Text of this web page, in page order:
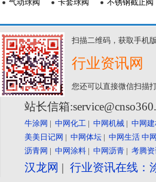
气动球阀 卡套球阀 不锈钢截止阀
扫描二维码，获取手机
行业资讯网
您还可以直接微信扫描
站长信箱
牛涂网 | 中网化工 | 中网机械 | 中网
美美日记网 | 中网体坛 | 中网生活 中
沥青网 | 中网涂料 | 中网沥青 | 考腾资
汉龙网 | 行业资讯在线：